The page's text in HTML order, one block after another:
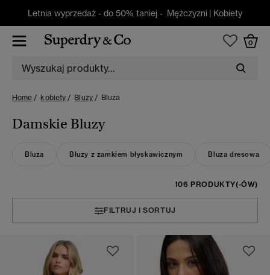
Letnia wyprzedaż - do 50% taniej - Mężczyzni | Kobiety
0
Home kobiety Bluzy Bluza
Damskie Bluzy
Bluza Bluzy z zamkiem błyskawicznym Bluza dresowa
106 PRODUKTY(-ÓW)
FILTRUJ I SORTUJ